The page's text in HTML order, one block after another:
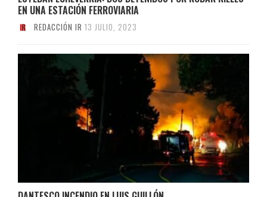
EN UNA ESTACIÓN FERROVIARIA
REDACCIÓN IR 13 JULIO, 2023